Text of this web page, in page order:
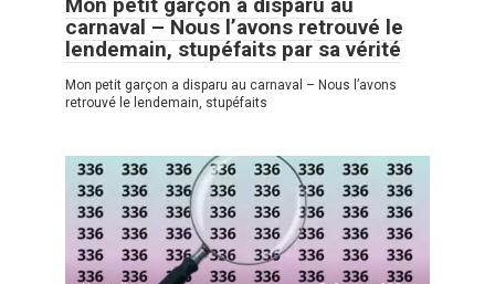
carnaval – Nous l’avons retrouvé le
lendemain, stupéfaits par sa vérité
Mon petit garçon a disparu au carnaval – Nous l’avons
retrouvé le lendemain, stupéfaits